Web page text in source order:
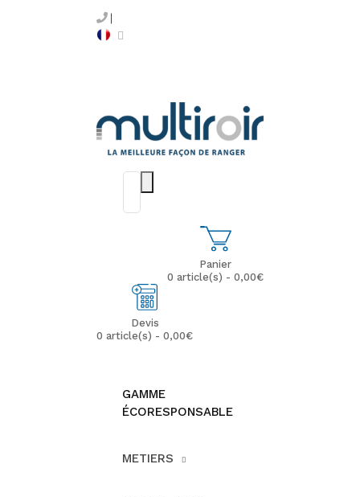
Panier
0 article(s) - 0,00€
Devis
0 article(s) - 0,00€
GAMME
ÉCORESPONSABLE
METIERS